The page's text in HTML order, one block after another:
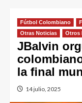
Fútbol Colombiano
Otras Noticias
Otros
JBalvin
la final
14 julio, 2025